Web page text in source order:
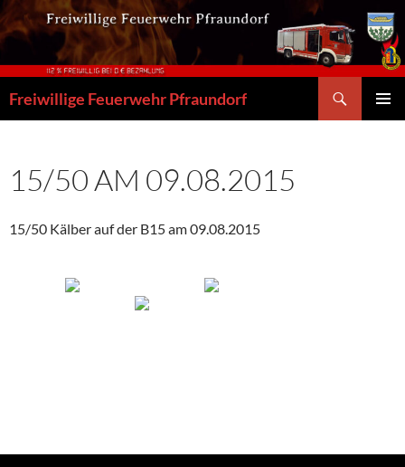
Zum
Inhalt
springen
Freiwillige Feuerwehr Pfraundorf
15/50 AM 09.08.2015
15/50 Kälber auf der B15 am 09.08.2015